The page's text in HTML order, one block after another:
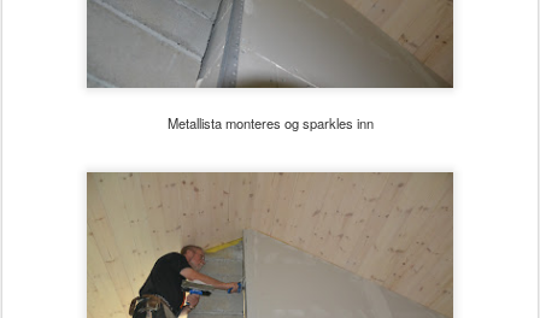
Metallista monteres og sparkles inn